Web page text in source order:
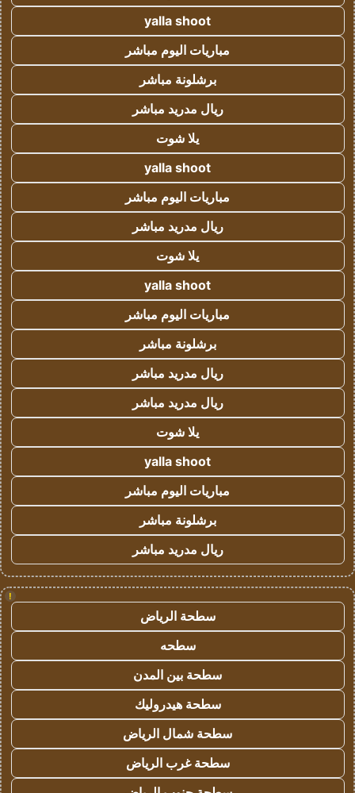
yalla shoot
مباريات اليوم مباشر
برشلونة مباشر
ريال مدريد مباشر
يلا شوت
yalla shoot
مباريات اليوم مباشر
ريال مدريد مباشر
يلا شوت
yalla shoot
مباريات اليوم مباشر
برشلونة مباشر
ريال مدريد مباشر
ريال مدريد مباشر
يلا شوت
yalla shoot
مباريات اليوم مباشر
برشلونة مباشر
ريال مدريد مباشر
!
سطحة الرياض
سطحه
سطحة بين المدن
سطحة هيدروليك
سطحة شمال الرياض
سطحة غرب الرياض